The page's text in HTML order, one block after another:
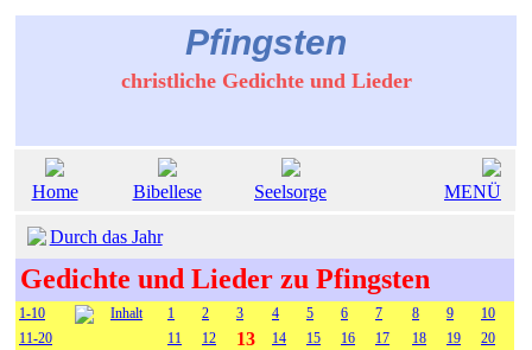
Pfingsten
christliche Gedichte und Lieder
Home Bibellese Seelsorge MENÜ
Durch das Jahr
Gedichte und Lieder zu Pfingsten
1-10 Inhalt 1 2 3 4 5 6 7 8 9
10
11-20
11 12 13 14 15 16 17 18 19
20